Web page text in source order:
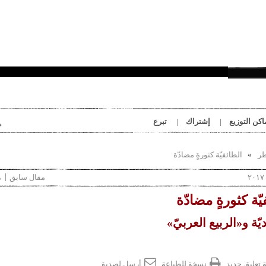
التوزيع إشتراك تبرع
الطائفيّة كثورةٍ مضادّة
مقال سابق
كثورةٍ مضادّة
و«الربيع العربيّ»
تعليق جديد نسخة للطباعة أرسل لصديق